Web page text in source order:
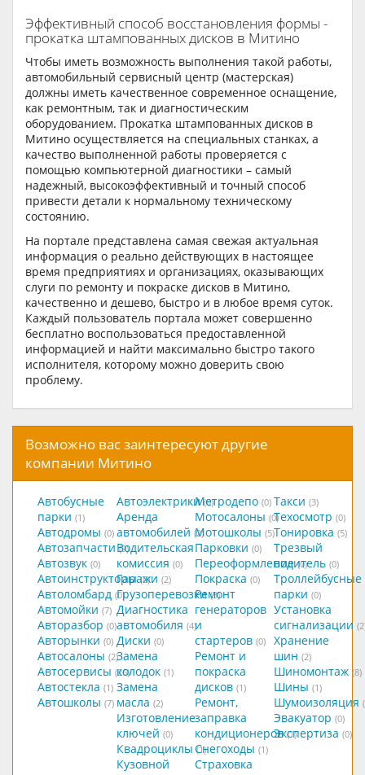
Эффективный способ восстановления формы -
прокатка штампованных дисков в Митино
Чтобы иметь возможность выполнения такой работы,
автомобильный сервисный центр (мастерская)
должны иметь качественное современное оснащение,
как ремонтным, так и диагностическим
оборудованием. Прокатка штампованных дисков в
Митино осуществляется на специальных станках, а
качество выполненной работы проверяется с
помощью компьютерной диагностики – самый
надежный, высокоэффективный и точный способ
привести детали к нормальному техническому
состоянию.
На портале представлена самая свежая актуальная
информация о реально действующих в настоящее
время предприятиях и организациях, оказывающих
слуги по ремонту и покраске дисков в Митино,
качественно и дешево, быстро и в любое время суток.
Каждый пользователь портала может совершенно
бесплатно воспользоваться предоставленной
информацией и найти максимально быстро такого
исполнителя, которому можно доверить свою
проблему.
Возможно вас заинтересуют другие
компании Митино
Автобусные
парки (1)
Автодромы (0)
Автозапчасти (9)
Автозвук (0)
Автоинструкторы (0)
Автоломбард (0)
Автомойки (7)
Авторазбор (0)
Авторынки (0)
Автосалоны (2)
Автосервисы (26)
Автостекла (1)
Автошколы (7)
Автоэлектрики (0)
Аренда
автомобилей (2)
Водительская
комиссия (0)
Гаражи (2)
Грузоперевозки (3)
Диагностика
автомобиля (4)
Диски (0)
Замена
колодок (1)
Замена
масла (2)
Изготовление
ключей (0)
Квадроциклы (1)
Кузовной
Метродепо (0)
Мотосалоны (0)
Мотошколы (5)
Парковки (0)
Переоформление (0)
Покраска (0)
Ремонт
генераторов
и
стартеров (0)
Ремонт и
покраска
дисков (1)
Ремонт,
заправка
кондиционеров (1)
Снегоходы (1)
Страховка
Такси (3)
Техосмотр (0)
Тонировка (5)
Трезвый
водитель (0)
Троллейбусные
парки (0)
Установка
сигнализации
Хранение
шин (2)
Шиномонтаж (8)
Шины (1)
Шумоизоляция
Эвакуатор (0)
Экспертиза (0)